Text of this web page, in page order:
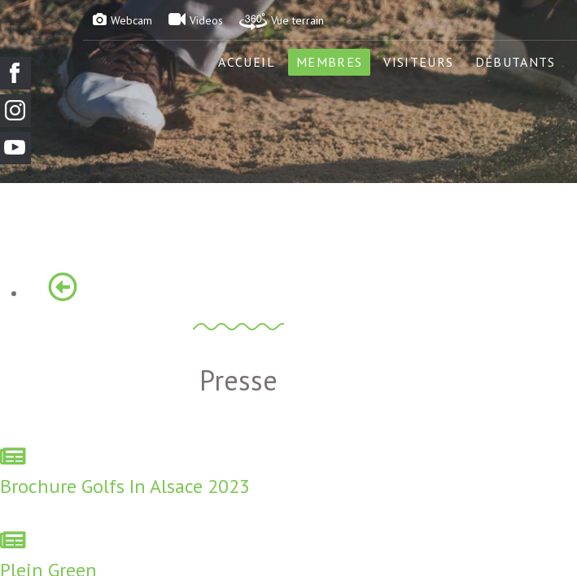
Webcam Videos Vue terrain
ACCUEIL MEMBRES VISITEURS DÉBUTANTS
Presse
Brochure Golfs In Alsace 2023
Plein Green